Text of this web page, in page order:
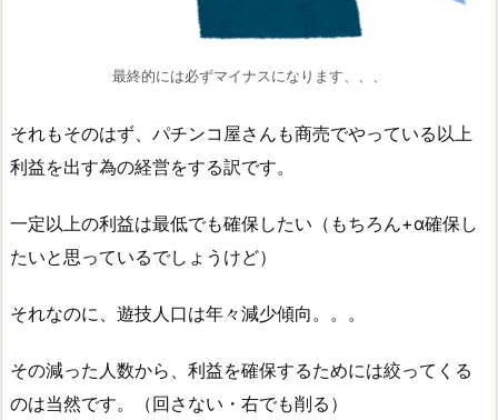
最終的には必ずマイナスになります、、、
それもそのはず、パチンコ屋さんも商売でやっている以上
利益を出す為の経営をする訳です。
一定以上の利益は最低でも確保したい（もちろん+α確保し
たいと思っているでしょうけど）
それなのに、遊技人口は年々減少傾向。。。
その減った人数から、利益を確保するためには絞ってくる
のは当然です。（回さない・右でも削る）